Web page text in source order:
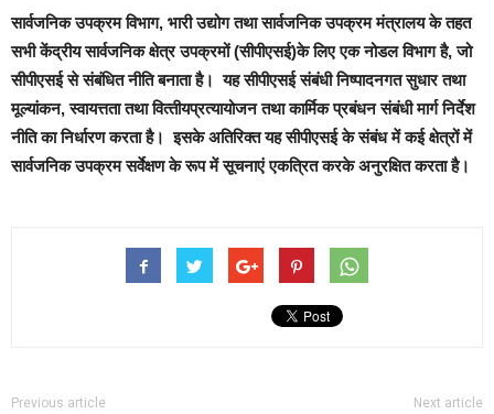
सार्वजनिक उपक्रम विभाग, भारी उद्योग तथा सार्वजनिक उपक्रम मंत्रालय के तहत
सभी केंद्रीय सार्वजनिक क्षेत्र उपक्रमों (सीपीएसई)के लिए एक नोडल विभाग है, जो
सीपीएसई से संबंधित नीति बनाता है। यह सीपीएसई संबंधी निष्पादनगत सुधार तथा
मूल्यांकन, स्वायत्तता तथा वित्‍तीयप्रत्यायोजन तथा कार्मिक प्रबंधन संबंधी मार्ग निर्देश
नीति का निर्धारण करता है। इसके अतिरिक्त यह सीपीएसई के संबंध में कई क्षेत्रों में
सार्वजनिक उपक्रम सर्वेक्षण के रूप में सूचनाएं एकत्रित करके अनुरक्षित करता है।
Previous article Next article